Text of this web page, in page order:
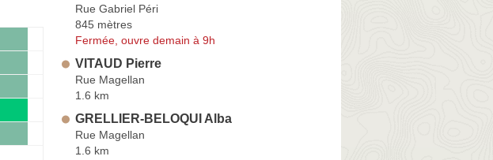
Rue Gabriel Péri
845 mètres
Fermée, ouvre demain à 9h
VITAUD Pierre
Rue Magellan
1.6 km
GRELLIER-BELOQUI Alba
Rue Magellan
1.6 km